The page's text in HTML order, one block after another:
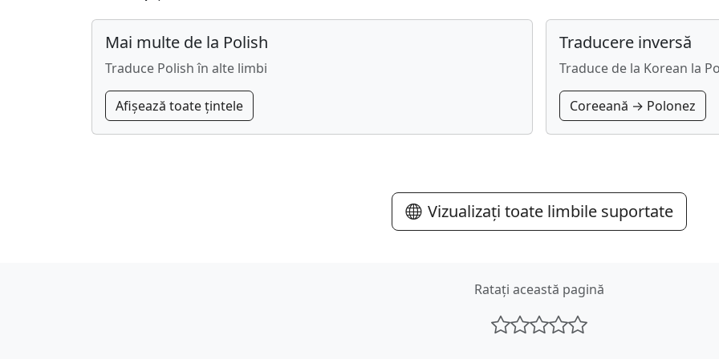
Mai multe de la Polish
Traduce Polish în alte limbi
Afișează toate țintele
Traducere inversă
Traduce de la Korean la
Coreeană → Polonez
Vizualizați toate limbile suportate
Ratați această pagină